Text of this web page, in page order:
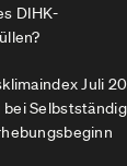
DIHK-
Juli